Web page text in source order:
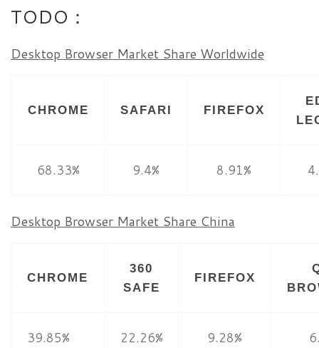
TODO：
Desktop Browser Market Share Worldwide
CHROME SAFARI FIREFOX
68.33% 9.4% 8.91%
Desktop Browser Market Share China
CHROME
360
SAFE
FIREFOX
39.85% 22.26% 9.28%